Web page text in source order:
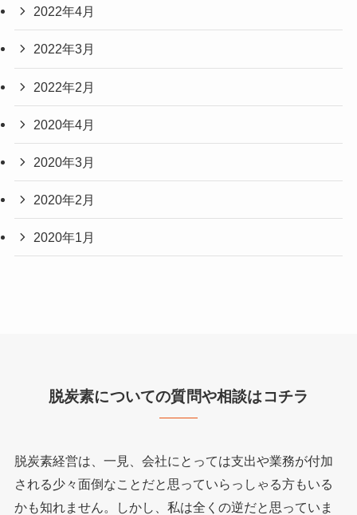
2022年4月
2022年3月
2022年2月
2020年4月
2020年3月
2020年2月
2020年1月
脱炭素についての質問や相談はコチラ
脱炭素経営は、一見、会社にとっては支出や業務が付加
される少々面倒なことだと思っていらっしゃる方もいる
かも知れません。しかし、私は全くの逆だと思っていま